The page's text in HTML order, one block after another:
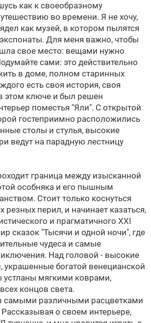
как к своеобразному
во времени. Я не хочу,
как музей, в котором пылятся
Для меня важно, чтобы
свое место: вещами нужно
сами: это действительно
в доме, полном старинных
есть своя история, своя
этом ключе и был решен
поместья "Яли". С открытой
гостеприимно расположились
столы и стулья, высокие
ведут на парадную лестницу
граница между изысканной
особняка и его пышным
Стоит только коснуться
резных перил, и начинает казаться,
и прагматичного XXI
сказок "Тысячи и одной ночи", где
чудеса и самые
Над головой - высокие
украшенные богатой венецианской
мягкими коврами,
концов света.
самыми различными расцветками
о своем интерьере,